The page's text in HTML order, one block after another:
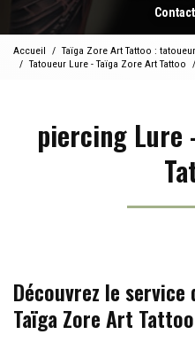
Accueil
Taïga Zore Art Tattoo :
Tatoueur Lure - Taïga Zore Art Tattoo
piercing Lure
Découvrez le
Taïga Zore Art Tattoo